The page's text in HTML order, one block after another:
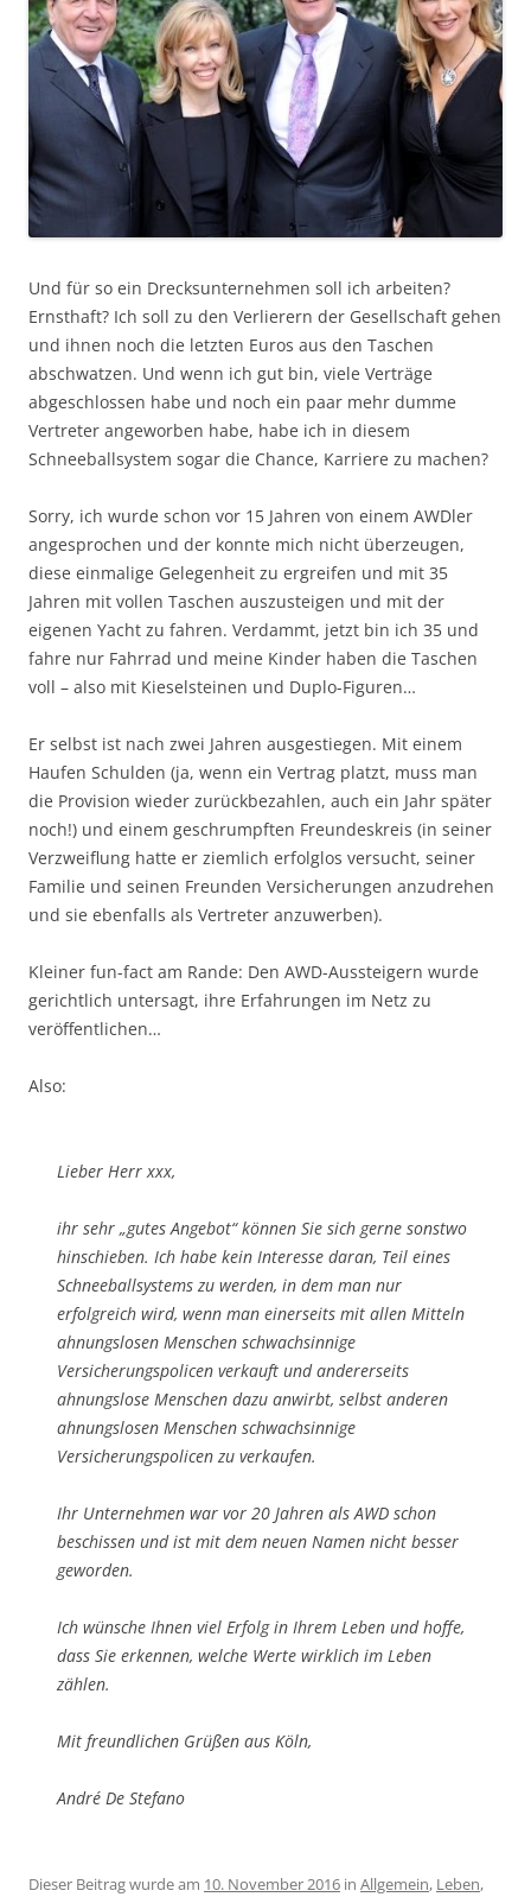
Und für so ein Drecksunternehmen soll ich arbeiten?
Ernsthaft? Ich soll zu den Verlierern der Gesellschaft gehen
und ihnen noch die letzten Euros aus den Taschen
abschwatzen. Und wenn ich gut bin, viele Verträge
abgeschlossen habe und noch ein paar mehr dumme
Vertreter angeworben habe, habe ich in diesem
Schneeballsystem sogar die Chance, Karriere zu machen?
Sorry, ich wurde schon vor 15 Jahren von einem AWDler
angesprochen und der konnte mich nicht überzeugen,
diese einmalige Gelegenheit zu ergreifen und mit 35
Jahren mit vollen Taschen auszusteigen und mit der
eigenen Yacht zu fahren. Verdammt, jetzt bin ich 35 und
fahre nur Fahrrad und meine Kinder haben die Taschen
voll – also mit Kieselsteinen und Duplo-Figuren…
Er selbst ist nach zwei Jahren ausgestiegen. Mit einem
Haufen Schulden (ja, wenn ein Vertrag platzt, muss man
die Provision wieder zurückbezahlen, auch ein Jahr später
noch!) und einem geschrumpften Freundeskreis (in seiner
Verzweiflung hatte er ziemlich erfolglos versucht, seiner
Familie und seinen Freunden Versicherungen anzudrehen
und sie ebenfalls als Vertreter anzuwerben).
Kleiner fun-fact am Rande: Den AWD-Aussteigern wurde
gerichtlich untersagt, ihre Erfahrungen im Netz zu
veröffentlichen…
Also:
Lieber Herr xxx,
ihr sehr „gutes Angebot“ können Sie sich gerne sonstwo
hinschieben. Ich habe kein Interesse daran, Teil eines
Schneeballsystems zu werden, in dem man nur
erfolgreich wird, wenn man einerseits mit allen Mitteln
ahnungslosen Menschen schwachsinnige
Versicherungspolicen verkauft und andererseits
ahnungslose Menschen dazu anwirbt, selbst anderen
ahnungslosen Menschen schwachsinnige
Versicherungspolicen zu verkaufen.
Ihr Unternehmen war vor 20 Jahren als AWD schon
beschissen und ist mit dem neuen Namen nicht besser
geworden.
Ich wünsche Ihnen viel Erfolg in Ihrem Leben und hoffe,
dass Sie erkennen, welche Werte wirklich im Leben
zählen.
Mit freundlichen Grüßen aus Köln,
André De Stefano
Dieser Beitrag wurde am 10. November 2016 in Allgemein, Leben,